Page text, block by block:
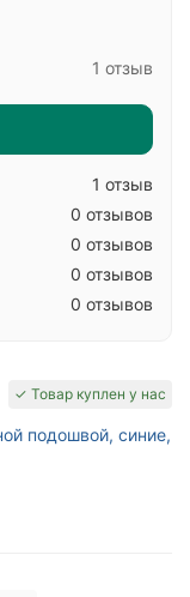
1 отзыв
1 отзыв
0 отзывов
0 отзывов
0 отзывов
0 отзывов
✓ Товар куплен у нас
подошвой, синие,